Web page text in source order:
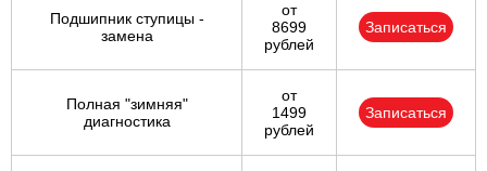
Подшипник ступицы -
замена
от
8699
рублей
Записаться
Полная "зимняя"
диагностика
от
1499
рублей
Записаться